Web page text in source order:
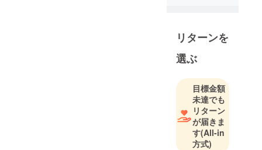
リターンを
選ぶ
目標金額
未達でも
リターン
が届きま
す(All-in
方式)